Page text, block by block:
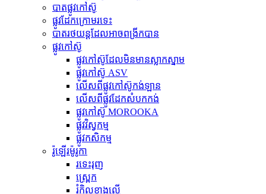
បាតផ្លូវកៅស៊ូ
ផ្លូវដែកក្រោមរទេះ
បាតរថយន្តដែលអាចពង្រីកបាន
ផ្លូវកៅស៊ូ
ផ្លូវកៅស៊ូដែលមិនមានស្លាកស្នាម
ផ្លូវកៅស៊ូ ASV
លើសពីផ្លូវកៅស៊ូកង់ឡាន
លើសពីផ្លូវដែកសំបកកង់
ផ្លូវកៅស៊ូ MOROOKA
ផ្លូវវិស្វកម្ម
ផ្លូវកសិកម្ម
រ៉ូឡើរម៉ូរូកា
រទេះរុញ
ស្ព្រេក
រំកិលខាងលើ